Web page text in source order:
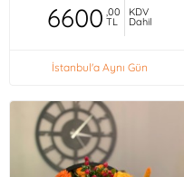
6600 ,00
TL
KDV
Dahil
İstanbul'a Aynı Gün